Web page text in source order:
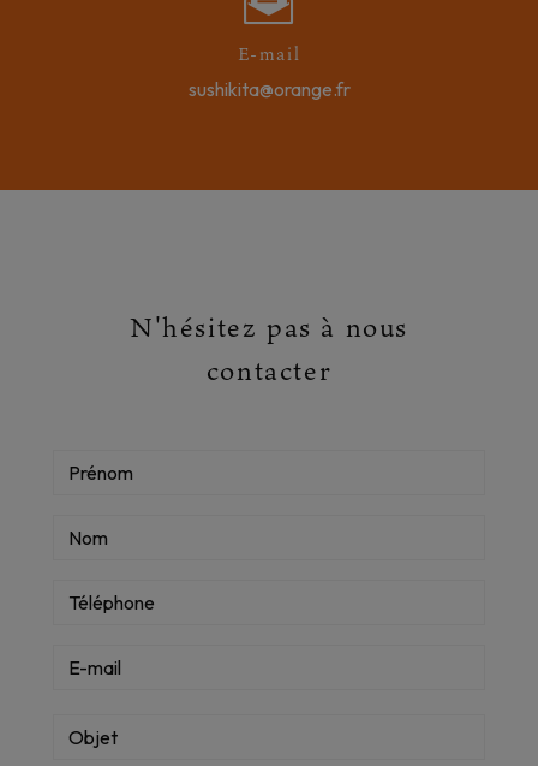
E-mail
sushikita@orange.fr
N'hésitez pas à nous
contacter